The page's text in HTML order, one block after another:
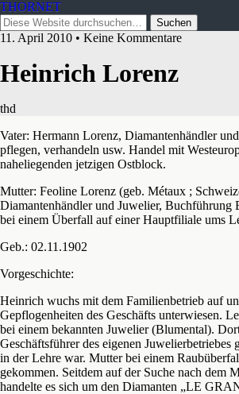
THORNET
11. April 2010 • Keine Kommentare
Heinrich Lorenz
thd
Vater: Hermann Lorenz, Diamantenhändler
pflegen, verhandeln usw. Handel mit
naheliegenden jetzigen Ostblock.
Mutter: Feoline Lorenz (geb. Métaux ;
Diamantenhändler und Juwelier, Buchführung
bei einem Überfall auf einer Hauptfiliale ums
Geb.: 02.11.1902
Vorgeschichte:
Heinrich wuchs mit dem Familienbetrieb auf
Gepflogenheiten des Geschäfts unterwiesen.
bei einem bekannten Juwelier (Blumental).
Geschäftsführer des eigenen Juwelierbetriebes
in der Lehre war. Mutter bei einem
gekommen. Seitdem auf der Suche nach dem
handelte es sich um den Diamanten „LE